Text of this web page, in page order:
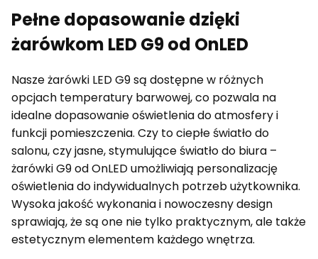
Pełne dopasowanie dzięki
żarówkom LED G9 od OnLED
Nasze żarówki LED G9 są dostępne w różnych
opcjach temperatury barwowej, co pozwala na
idealne dopasowanie oświetlenia do atmosfery i
funkcji pomieszczenia. Czy to ciepłe światło do
salonu, czy jasne, stymulujące światło do biura –
żarówki G9 od OnLED umożliwiają personalizację
oświetlenia do indywidualnych potrzeb użytkownika.
Wysoka jakość wykonania i nowoczesny design
sprawiają, że są one nie tylko praktycznym, ale także
estetycznym elementem każdego wnętrza.